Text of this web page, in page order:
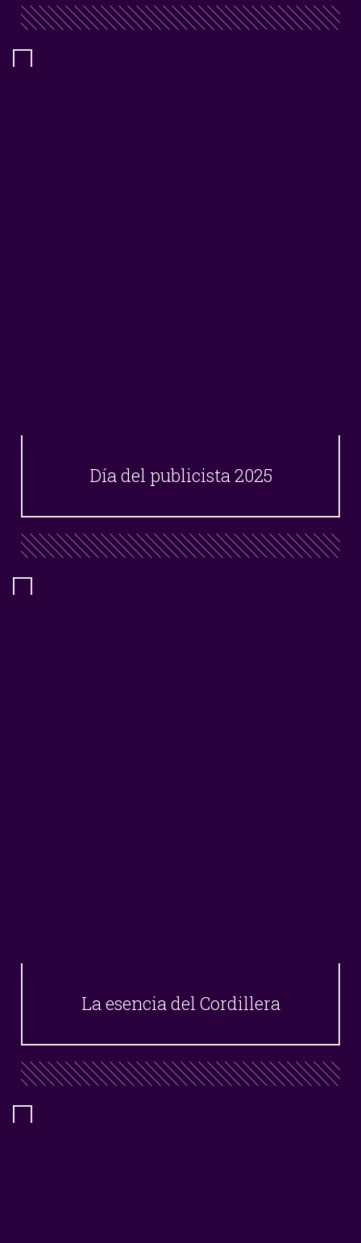
Día del publicista 2025
La esencia del Cordillera